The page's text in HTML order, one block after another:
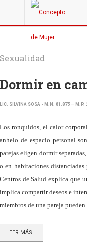
Sexualidad
Dormir en
LIC. SILVINA SOSA - M.N. 81.875 – M.P.
Los ronquidos, el calor
anhelo de espacio personal
parejas eligen dormir
o en habitaciones
Centros de Salud explica que
implica compartir deseos e
miembros de una pareja
LEER MÁS...